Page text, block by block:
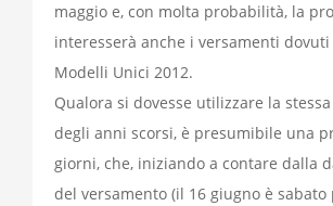
maggio e, con molta probabilità, la
interesserà anche i versamenti
Modelli Unici 2012.
Qualora si dovesse utilizzare la
degli anni scorsi, è presumibile una
giorni, che, iniziando a contare dalla
del versamento (il 16 giugno è sabato